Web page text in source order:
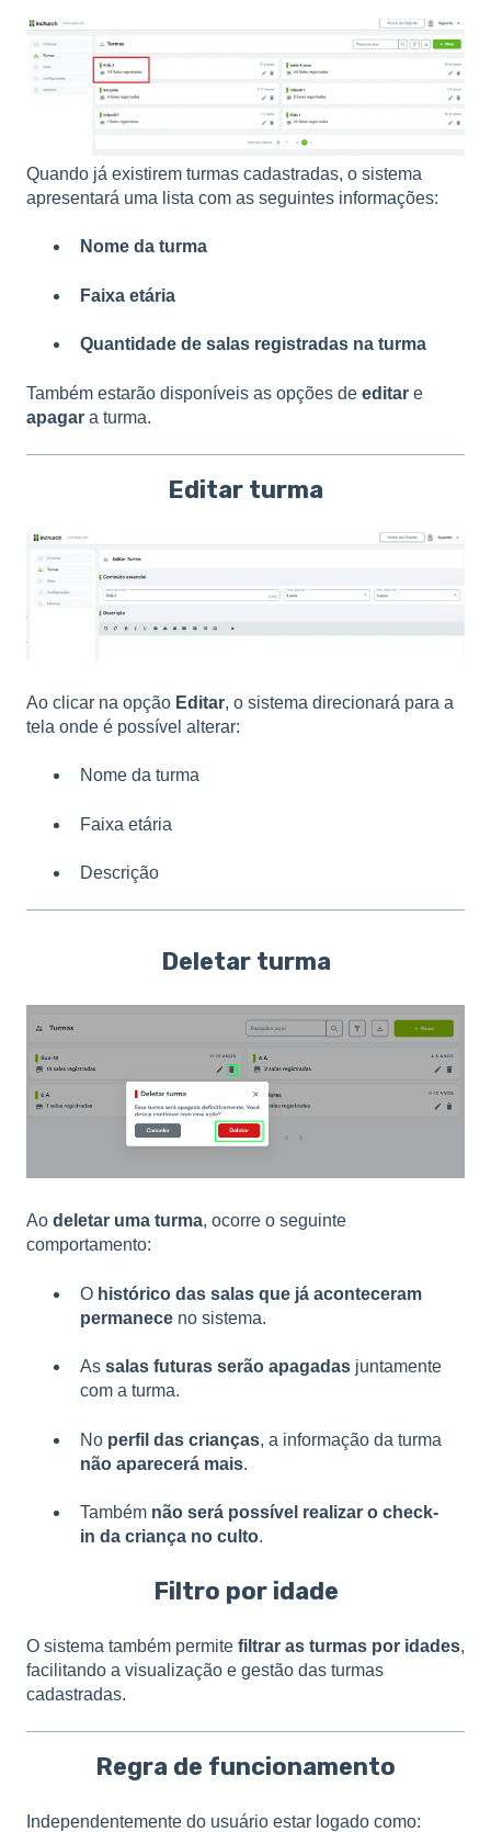
Quando já existirem turmas cadastradas, o sistema
apresentará uma lista com as seguintes informações:
Nome da turma
Faixa etária
Quantidade de salas registradas na turma
Também estarão disponíveis as opções de editar e
apagar a turma.
Editar turma
Ao clicar na opção Editar, o sistema direcionará para a
tela onde é possível alterar:
Nome da turma
Faixa etária
Descrição
Deletar turma
Ao deletar uma turma, ocorre o seguinte
comportamento:
O histórico das salas que já aconteceram
permanece no sistema.
As salas futuras serão apagadas juntamente
com a turma.
No perfil das crianças, a informação da turma
não aparecerá mais.
Também não será possível realizar o check-
in da criança no culto.
Filtro por idade
O sistema também permite filtrar as turmas por idades,
facilitando a visualização e gestão das turmas
cadastradas.
Regra de funcionamento
Independentemente do usuário estar logado como: